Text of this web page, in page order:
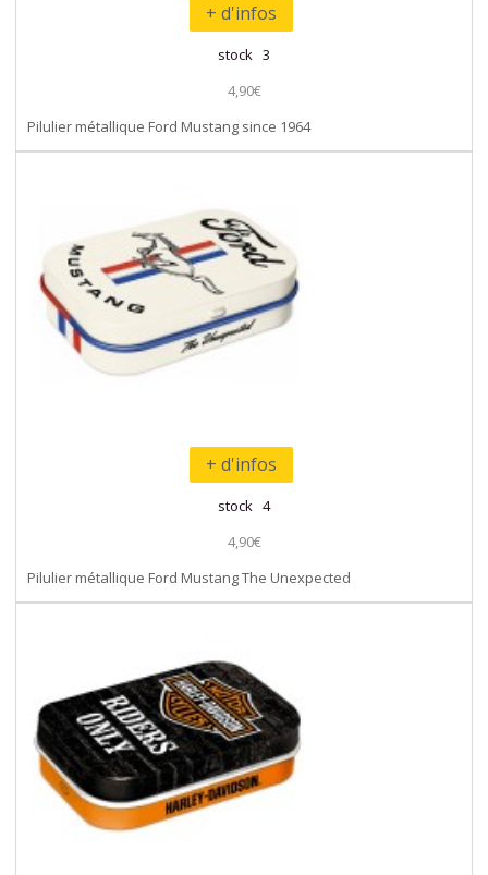
+ d'infos
stock 3
4,90€
Pilulier métallique Ford Mustang since 1964
+ d'infos
stock 4
4,90€
Pilulier métallique Ford Mustang The Unexpected